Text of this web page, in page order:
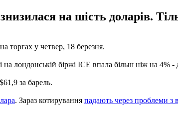
на шість доларів.
торгах у четвер, 18 березня.
лондонській біржі ICE впала більш ніж на 4% -
за барель.
. Зараз котирування падають через проблеми з